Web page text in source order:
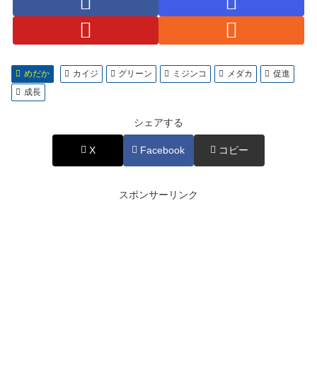
めだか カイジ グリーン ミジンコ メダカ
促進
成長
シェアする
X Facebook コピー
スポンサーリンク